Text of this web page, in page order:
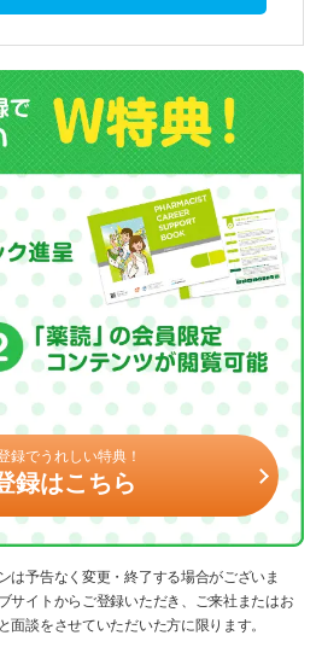
録でうれしい特典！
録はこちら
予告なく変更・終了する場合がございま
サイトからご登録いただき、ご来社またはお
面談をさせていただいた方に限ります。